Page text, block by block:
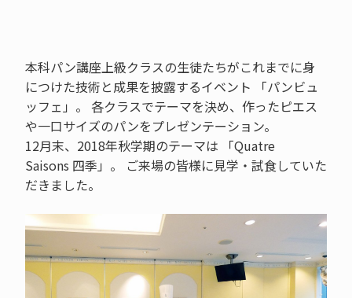
本科パン講座上級クラスの生徒たちがこれまでに身
につけた技術と成果を披露するイベント 「パンビュ
ッフェ」。 各クラスでテーマを決め、作ったピエス
や一口サイズのパンをプレゼンテーション。
12月末、2018年秋学期のテーマは 「Quatre
Saisons 四季」。 ご来場の皆様に見学・試食していた
だきました。